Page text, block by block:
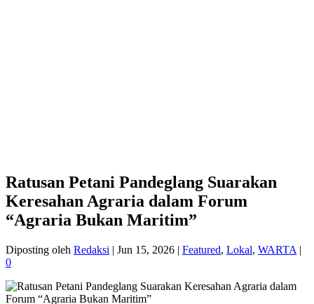
Ratusan Petani Pandeglang Suarakan
Keresahan Agraria dalam Forum
“Agraria Bukan Maritim”
Diposting oleh Redaksi | Jun 15, 2026 | Featured, Lokal, WARTA |
0